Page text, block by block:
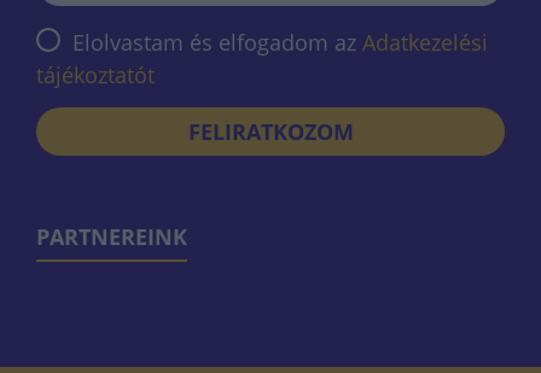
Elolvastam és elfogadom az Adatkezelési
tájékoztatót
FELIRATKOZOM
PARTNEREINK